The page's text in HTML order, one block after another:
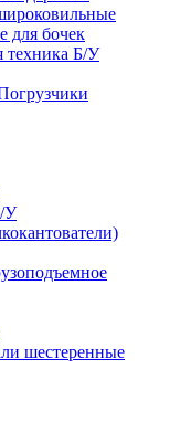
для бочек
техника Б/У
У
шестеренные